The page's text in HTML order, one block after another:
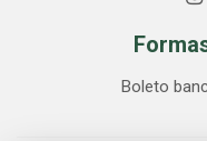
Boleto